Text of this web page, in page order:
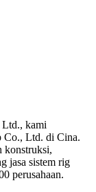
Ltd., kami
Co., Ltd. di Cina.
konstruksi,
jasa sistem rig
perusahaan.